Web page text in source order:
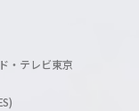
・テレビ東京